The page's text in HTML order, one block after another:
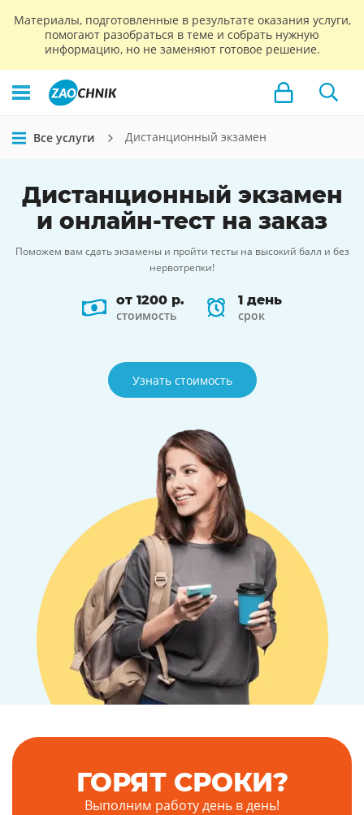
Материалы, подготовленные в результате оказания услуги,
помогают разобраться в теме и собрать нужную
информацию, но не заменяют готовое решение.
Все услуги Дистанционный экзамен
Дистанционный экзамен
и онлайн-тест на заказ
Поможем вам сдать экзамены и пройти тесты на высокий балл и без
нервотрепки!
от 1200 р.
стоимость
1 день
срок
Узнать стоимость
ГОРЯТ СРОКИ?
Выполним работу день в день!